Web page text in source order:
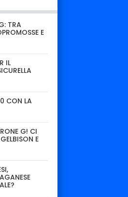
TRA
E
IL
CON LA
G! CI
E